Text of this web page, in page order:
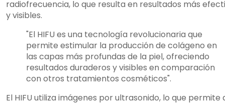
radiofrecuencia, lo que resulta en resultados más
y visibles.
"El HIFU es una tecnología revolucionaria que
permite estimular la producción de colágeno en
las capas más profundas de la piel, ofreciendo
resultados duraderos y visibles en comparación
con otros tratamientos cosméticos".
El HIFU utiliza imágenes por ultrasonido, lo que permite